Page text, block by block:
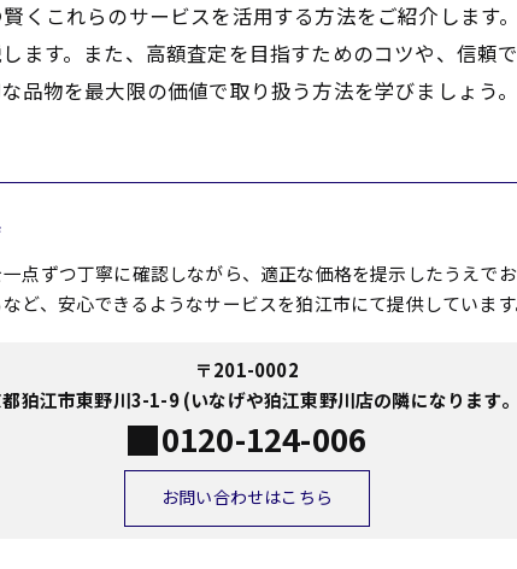
くこれらのサービスを活用する方法をご紹介します
ます。また、高額査定を目指すためのコツや、信頼
品物を最大限の価値で取り扱う方法を学びましょう
点ずつ丁寧に確認しながら、適正な価格を提示したうえで
ど、安心できるようなサービスを狛江市にて提供していま
〒201-0002
狛江市東野川3-1-9 (いなげや狛江東野川店の隣になります
0120-124-006
お問い合わせはこちら